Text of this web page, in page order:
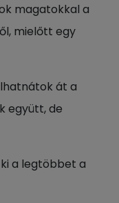
magatokkal a
mielőtt egy
át a
együtt, de
a legtöbbet a